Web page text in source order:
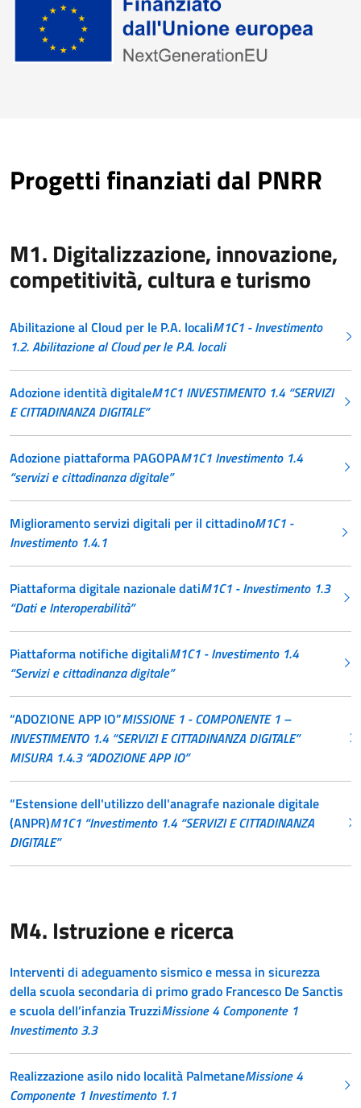
Progetti finanziati dal PNRR
M1. Digitalizzazione, innovazione,
competitività, cultura e turismo
Abilitazione al Cloud per le P.A. localiM1C1 - Investimento
1.2. Abilitazione al Cloud per le P.A. locali
Adozione identità digitaleM1C1 INVESTIMENTO 1.4 “SERVIZI
E CITTADINANZA DIGITALE”
Adozione piattaforma PAGOPAM1C1 Investimento 1.4
“servizi e cittadinanza digitale”
Miglioramento servizi digitali per il cittadinoM1C1 -
Investimento 1.4.1
Piattaforma digitale nazionale datiM1C1 - Investimento 1.3
“Dati e Interoperabilità”
Piattaforma notifiche digitaliM1C1 - Investimento 1.4
“Servizi e cittadinanza digitale”
“ADOZIONE APP IO”MISSIONE 1 - COMPONENTE 1 –
INVESTIMENTO 1.4 “SERVIZI E CITTADINANZA DIGITALE”
MISURA 1.4.3 “ADOZIONE APP IO”
“Estensione dell'utilizzo dell'anagrafe nazionale digitale
(ANPR)M1C1 “Investimento 1.4 “SERVIZI E CITTADINANZA
DIGITALE”
M4. Istruzione e ricerca
Interventi di adeguamento sismico e messa in sicurezza
della scuola secondaria di primo grado Francesco De Sanctis
e scuola dell’infanzia TruzziMissione 4 Componente 1
Investimento 3.3
Realizzazione asilo nido località PalmetaneMissione 4
Componente 1 Investimento 1.1